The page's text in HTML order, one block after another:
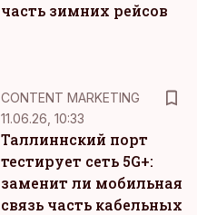
часть зимних рейсов
CONTENT MARKETING
11.06.26, 10:33
Таллиннский порт
тестирует сеть 5G+:
заменит ли мобильная
связь часть кабельных